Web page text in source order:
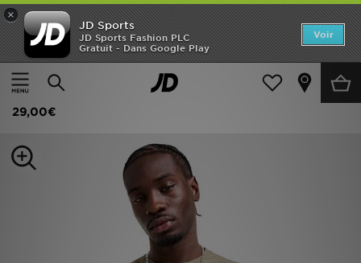
×
JD Sports
JD Sports Fashion PLC
Gratuit - Dans Google Play
Voir
Accueil
Homme Vêtements Homme T-shirts et Débardeurs
Columbia T-shirt Blight
29,00€
Accueil
Nouveautés
Enfant